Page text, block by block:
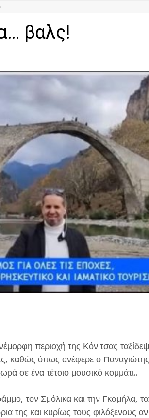
βαλς!
περιοχή της Κόνιτσας
καθώς όπως ανέφερε ο
σε ένα τέτοιο μουσικό κομμάτι..
τον Σμόλικα και την Γκαμήλα,
της και κυρίως τους φιλόξενους